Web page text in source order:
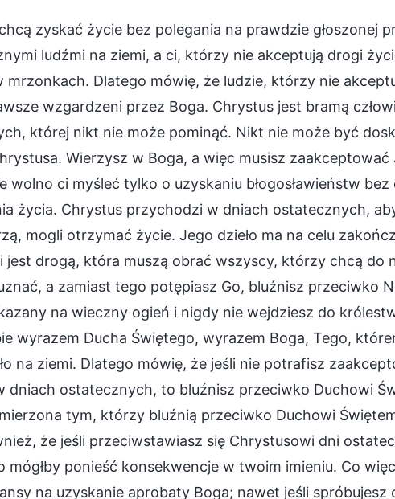
zyskać życie bez polegania na prawdzie głoszonej
ludźmi na ziemi, a ci, którzy nie akceptują drogi
mrzonkach. Dlatego mówię, że ludzie, którzy nie
wzgardzeni przez Boga. Chrystus jest bramą
której nikt nie może pominąć. Nikt nie może być
Wierzysz w Boga, a więc musisz zaakceptować
wolno ci myśleć tylko o uzyskaniu błogosławieństw
życia. Chrystus przychodzi w dniach ostatecznych,
mogli otrzymać życie. Jego dzieło ma na celu
jest drogą, która muszą obrać wszyscy, którzy chcą do
a zamiast tego potępiasz Go, bluźnisz przeciwko
na wieczny ogień i nigdy nie wejdziesz do
wyrazem Ducha Świętego, wyrazem Boga, Tego,
na ziemi. Dlatego mówię, że jeśli nie potrafisz
dniach ostatecznych, to bluźnisz przeciwko Duchowi
tym, którzy bluźnią przeciwko Duchowi
że jeśli przeciwstawiasz się Chrystusowi dni
mógłby ponieść konsekwencje w twoim imieniu. Co
na uzyskanie aprobaty Boga; nawet jeśli spróbujesz